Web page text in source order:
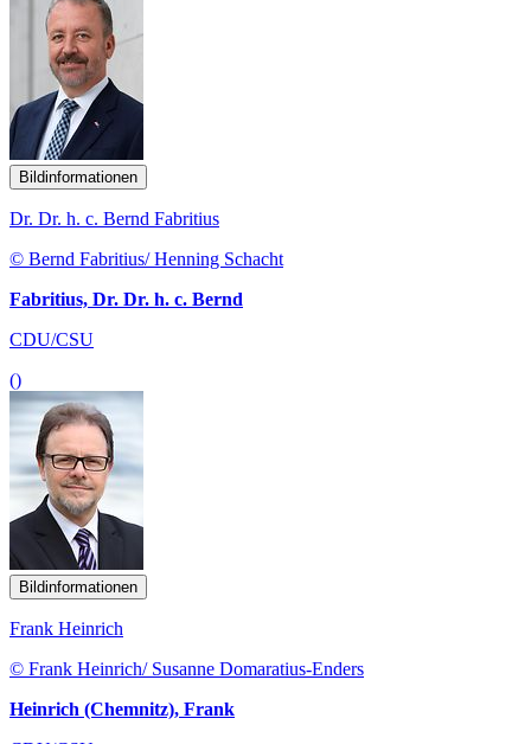
Bildinformationen
Dr. Dr. h. c. Bernd Fabritius
© Bernd Fabritius/ Henning Schacht
Fabritius, Dr. Dr. h. c. Bernd
CDU/CSU
()
Bildinformationen
Frank Heinrich
© Frank Heinrich/ Susanne Domaratius-Enders
Heinrich (Chemnitz), Frank